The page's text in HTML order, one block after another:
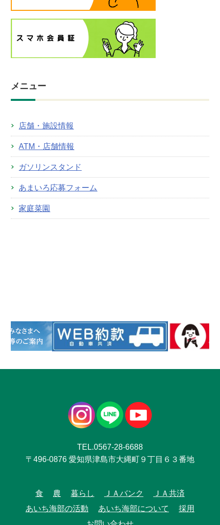
メニュー
店舗・施設情報
ATM・店舗情報
ガソリンスタンド
あまいろ応募フォーム
家庭菜園
TEL.0567-28-6688
〒496-0876 愛知県津島市大縄町９丁目６３番地
食 農 暮らし ＪＡバンク
ＪＡ共済
あいち海部の活動
あいち海部について
採用